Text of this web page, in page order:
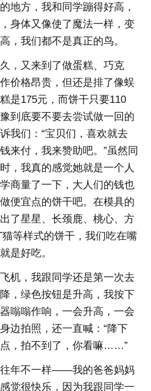
地方，我和同学蹦得好高，
身体又像使了魔法一样，变
，我们都不是真正的鸟。
，又来到了做蛋糕、巧克
价格昂贵，但还是排了像蜈
是175元，而饼干只要110
到底要不要去尝试做一回的
我们：“宝贝们，喜欢就去
来付，我来赞助吧。”虽然同
，我真的感觉她就是一个人
商量了一下，大人们的钱也
便宜点的饼干吧。在模具的
了星星、长颈鹿、桃心、方
等样式的饼干，我们吃在嘴
是好吃。
机，我跟同学还是第一次去
，绿色按钮是升高，我按下
嗡嗡作响，一会升高，一会
边拍照，还一直喊：“降下
，拍不到了，你看嘛……”
往年不一样——我的爸爸妈妈
觉很快乐，因为我跟同学一